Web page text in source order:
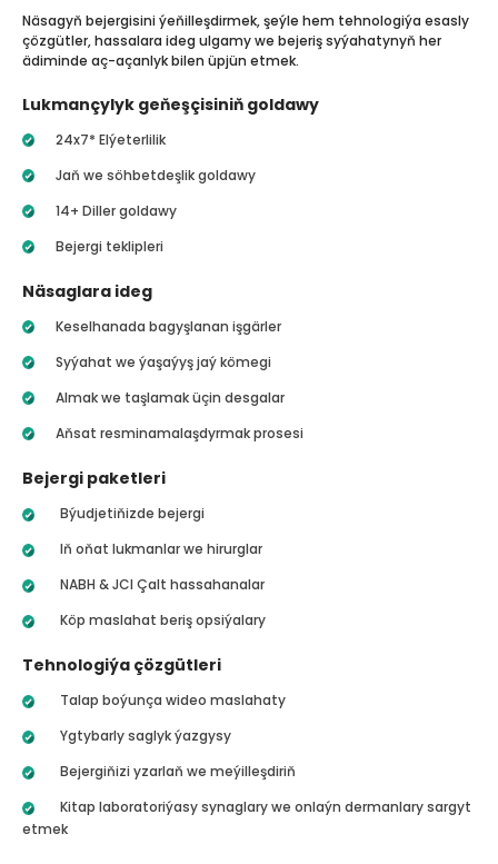
Näsagyň bejergisini ýeňilleşdirmek, şeýle hem tehnologiýa esasly
çözgütler, hassalara ideg ulgamy we bejeriş syýahatynyň her
ädiminde aç-açanlyk bilen üpjün etmek.
Lukmançylyk geňeşçisiniň goldawy
24x7* Elýeterlilik
Jaň we söhbetdeşlik goldawy
14+ Diller goldawy
Bejergi teklipleri
Näsaglara ideg
Keselhanada bagyşlanan işgärler
Syýahat we ýaşaýyş jaý kömegi
Almak we taşlamak üçin desgalar
Aňsat resminamalaşdyrmak prosesi
Bejergi paketleri
Býudjetiňizde bejergi
Iň oňat lukmanlar we hirurglar
NABH & JCI Çalt hassahanalar
Köp maslahat beriş opsiýalary
Tehnologiýa çözgütleri
Talap boýunça wideo maslahaty
Ygtybarly saglyk ýazgysy
Bejergiňizi yzarlaň we meýilleşdiriň
Kitap laboratoriýasy synaglary we onlaýn dermanlary sargyt
etmek